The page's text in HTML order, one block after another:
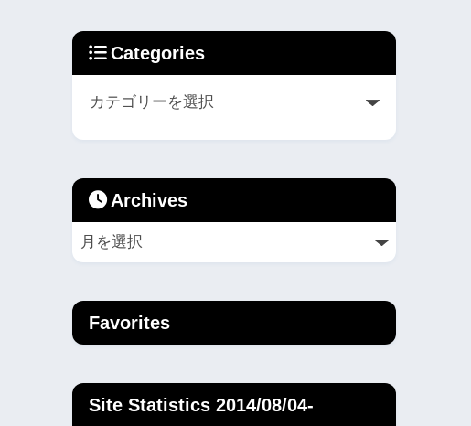
Categories
Archives
Favorites
Site Statistics 2014/08/04-